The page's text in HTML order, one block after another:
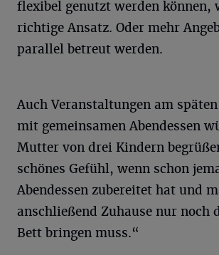
flexibel genutzt werden können,
richtige Ansatz. Oder mehr
parallel betreut werden.
Auch Veranstaltungen am
mit gemeinsamen Abendessen
Mutter von drei Kindern
schönes Gefühl, wenn schon
Abendessen zubereitet hat und
anschließend Zuhause nur noch
Bett bringen muss.“